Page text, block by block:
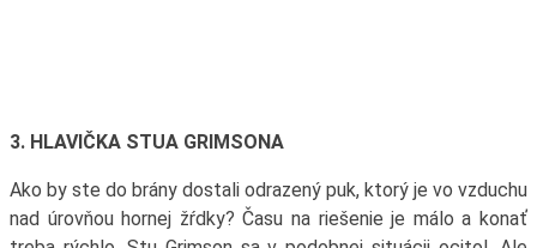
3. HLAVIČKA STUA GRIMSONA
Ako by ste do brány dostali odrazený puk, ktorý je vo vzduchu
nad úrovňou hornej žŕdky? Času na riešenie je málo a konať